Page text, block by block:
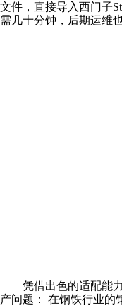
文件，直接导入西门子
需几十分钟，后期运维
凭借出色的适配能
产问题： 在钢铁行业的